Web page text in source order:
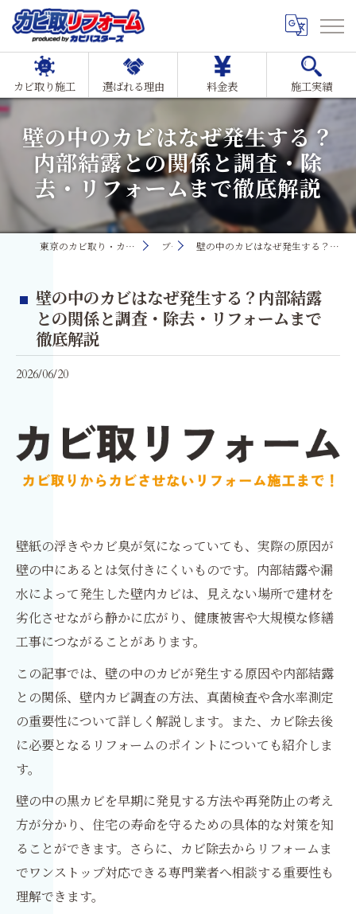
カビ取り施工 選ばれる理由 料金表 施工実績
壁の中のカビはなぜ発生する？
内部結露との関係と調査・除
去・リフォームまで徹底解説
東京のカビ取り・カビ対策ならMIST工法®カビ取リフォーム ブログ 壁の中のカビはなぜ発生する？内部結露との関係と調査・除去・リフォームまで徹底解説
壁の中のカビはなぜ発生する？内部結露
との関係と調査・除去・リフォームまで
徹底解説
2026/06/20
壁紙の浮きやカビ臭が気になっていても、実際の原因が
壁の中にあるとは気付きにくいものです。内部結露や漏
水によって発生した壁内カビは、見えない場所で建材を
劣化させながら静かに広がり、健康被害や大規模な修繕
工事につながることがあります。
この記事では、壁の中のカビが発生する原因や内部結露
との関係、壁内カビ調査の方法、真菌検査や含水率測定
の重要性について詳しく解説します。また、カビ除去後
に必要となるリフォームのポイントについても紹介しま
す。
壁の中の黒カビを早期に発見する方法や再発防止の考え
方が分かり、住宅の寿命を守るための具体的な対策を知
ることができます。さらに、カビ除去からリフォームま
でワンストップ対応できる専門業者へ相談する重要性も
理解できます。